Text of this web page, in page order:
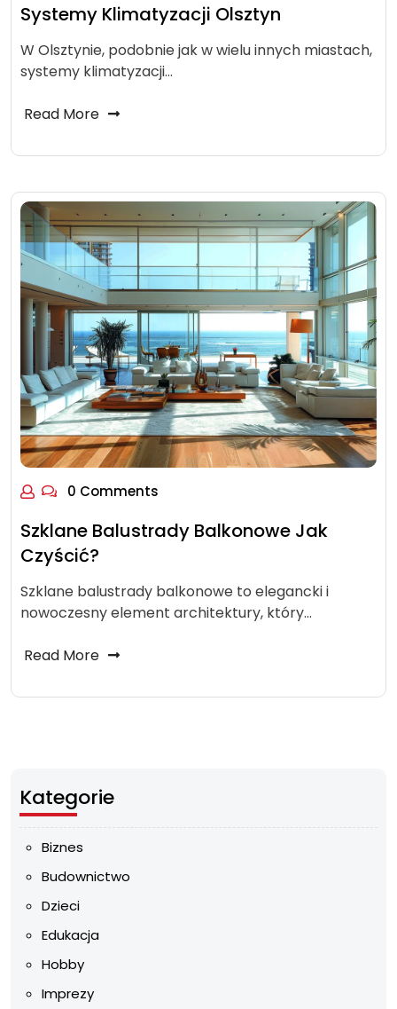
Systemy Klimatyzacji Olsztyn
W Olsztynie, podobnie jak w wielu innych miastach,
systemy klimatyzacji…
Read More
0 Comments
Szklane Balustrady Balkonowe Jak
Czyścić?
Szklane balustrady balkonowe to elegancki i
nowoczesny element architektury, który…
Read More
Kategorie
Biznes
Budownictwo
Dzieci
Edukacja
Hobby
Imprezy